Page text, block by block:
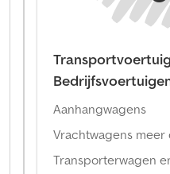
Aanhangwagens
Vrachtwagens meer
Transporterwagen